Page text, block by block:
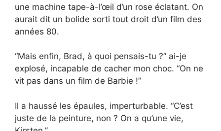
une machine tape-à-l’œil d’un rose éclatant. On
aurait dit un bolide sorti tout droit d’un film des
années 80.
“Mais enfin, Brad, à quoi pensais-tu ?” ai-je
explosé, incapable de cacher mon choc. “On ne
vit pas dans un film de Barbie !”
Il a haussé les épaules, imperturbable. “C’est
juste de la peinture, non ? On a qu’une vie,